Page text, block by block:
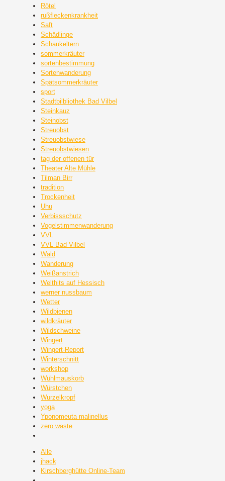
Rötel
rußfleckenkrankheit
Saft
Schädlinge
Schaukeltern
sommerkräuter
sortenbestimmung
Sortenwanderung
Spätsommerkräuter
sport
Stadtbilbliothek Bad Vilbel
Steinkauz
Steinobst
Streuobst
Streuobstwiese
Streuobstwiesen
tag der offenen tür
Theater Alte Mühle
Tilman Birr
tradition
Trockenheit
Uhu
Verbissschutz
Vogelstimmenwanderung
VVL
VVL Bad Vilbel
Wald
Wanderung
Weißanstrich
Welthits auf Hessisch
werner nussbaum
Wetter
Wildbienen
wildkräuter
Wildschweine
Wingert
Wingert-Report
Winterschnitt
workshop
Wühlmauskorb
Würstchen
Wurzelkropf
yoga
Yponomeuta malinellus
zero waste
Alle
jhack
Kirschberghütte Online-Team